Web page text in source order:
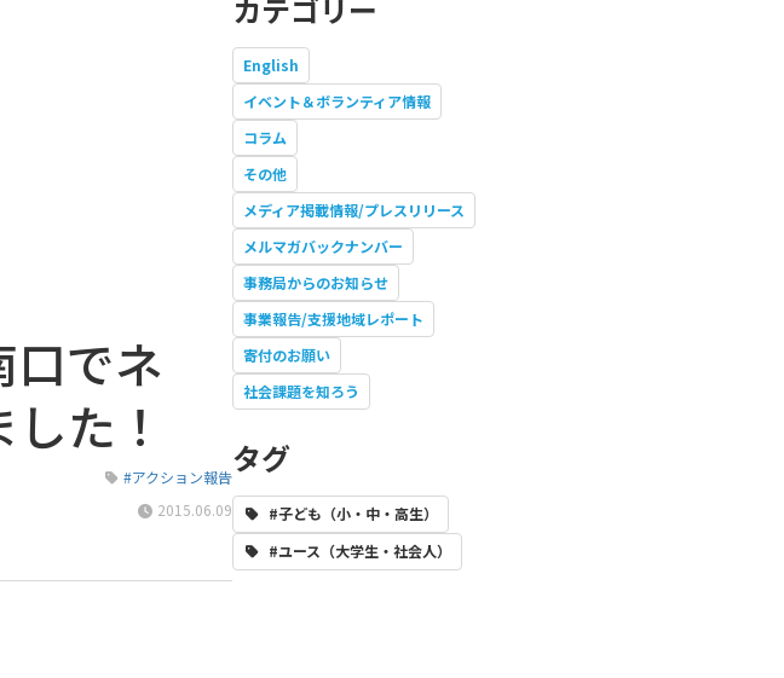
口でネ
た！
#アクション報告
2015.06.09
カテゴリー
English
イベント＆ボランティア情報
コラム
その他
メディア掲載情報/プレスリリース
メルマガバックナンバー
事務局からのお知らせ
事業報告/支援地域レポート
寄付のお願い
社会課題を知ろう
タグ
#子ども（小・中・高生）
#ユース（大学生・社会人）